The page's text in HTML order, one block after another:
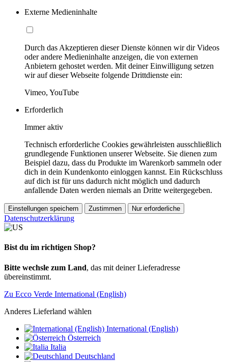
Externe Medieninhalte
Durch das Akzeptieren dieser Dienste können wir dir Videos
oder andere Medieninhalte anzeigen, die von externen
Anbietern gehostet werden. Mit deiner Einwilligung setzen
wir auf dieser Webseite folgende Drittdienste ein:
Vimeo, YouTube
Erforderlich
Immer aktiv
Technisch erforderliche Cookies gewährleisten ausschließlich
grundlegende Funktionen unserer Webseite. Sie dienen zum
Beispiel dazu, dass du Produkte im Warenkorb sammeln oder
dich in dein Kundenkonto einloggen kannst. Ein Rückschluss
auf dich ist für uns dadurch nicht möglich und dadurch
anfallende Daten werden niemals an Dritte weitergegeben.
Einstellungen speichern Zustimmen Nur erforderliche
Datenschutzerklärung
Bist du im richtigen Shop?
Bitte wechsle zum Land, das mit deiner Lieferadresse
übereinstimmt.
Zu Ecco Verde International (English)
Anderes Lieferland wählen
International (English)
Österreich
Italia
Deutschland